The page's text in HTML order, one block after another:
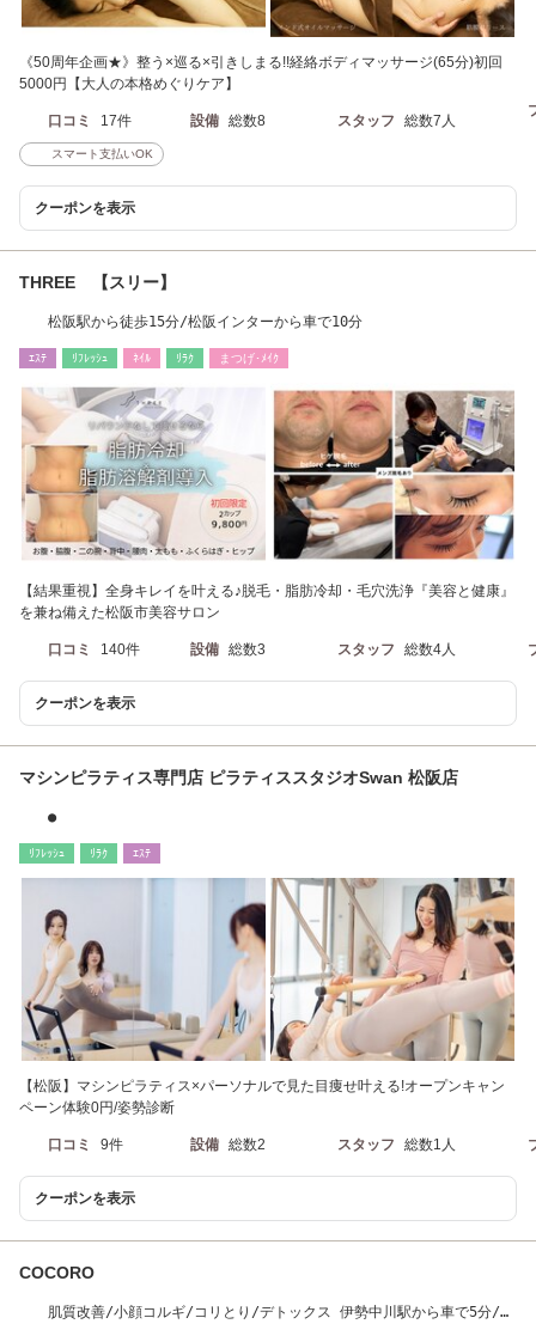
《50周年企画★》整う×巡る×引きしまる!!経絡ボディマッサージ(65分)初回
5000円【大人の本格めぐりケア】
口コミ 17件 設備 総数8 スタッフ 総数7人
スマート支払いOK
クーポンを表示
THREE 【スリー】
松阪駅から徒歩15分/松阪インターから車で10分
ｴｽﾃ ﾘﾌﾚｯｼｭ ﾈｲﾙ ﾘﾗｸ まつげ･ﾒｲｸ
【結果重視】全身キレイを叶える♪脱毛・脂肪冷却・毛穴洗浄『美容と健康』
を兼ね備えた松阪市美容サロン
口コミ 140件 設備 総数3 スタッフ 総数4人
クーポンを表示
マシンピラティス専門店 ピラティススタジオSwan 松阪店
●
ﾘﾌﾚｯｼｭ ﾘﾗｸ ｴｽﾃ
【松阪】マシンピラティス×パーソナルで見た目痩せ叶える!オープンキャン
ペーン体験0円/姿勢診断
口コミ 9件 設備 総数2 スタッフ 総数1人
クーポンを表示
COCORO
肌質改善/小顔コルギ/コリとり/デトックス 伊勢中川駅から車で5分/徒